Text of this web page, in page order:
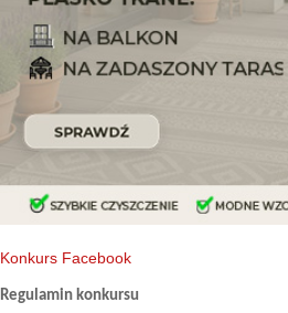
Konkurs Facebook
Regulamin konkursu